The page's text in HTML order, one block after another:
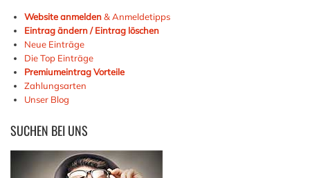
Website anmelden& Anmeldetipps
Eintrag ändern / Eintrag löschen
Neue Einträge
Die Top Einträge
Premiumeintrag Vorteile
Zahlungsarten
Unser Blog
SUCHEN BEI UNS